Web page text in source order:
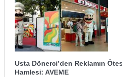
Usta Dönerci’den Reklamın
Hamlesi: AVEME